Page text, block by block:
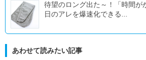
待望のロング出た～！「時間
日のアレを爆速化できる...
あわせて読みたい記事